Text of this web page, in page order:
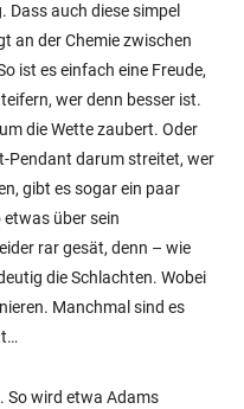
auch diese simpel
an der Chemie zwischen
ist es einfach eine Freude,
wer denn besser ist.
die Wette zaubert. Oder
Pendant darum streitet, wer
gibt es sogar ein paar
über sein
rar gesät, denn – wie
die Schlachten. Wobei
Manchmal sind es
So wird etwa Adams